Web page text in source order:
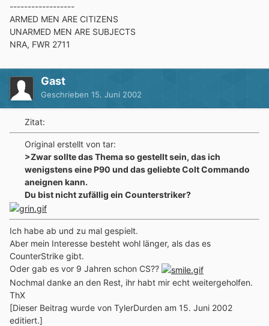
------------------
ARMED MEN ARE CITIZENS
UNARMED MEN ARE SUBJECTS
NRA, FWR 2711
Gast
Geschrieben 15. Juni 2002
Zitat:
Original erstellt von tar:
>Zwar sollte das Thema so gestellt sein, das ich
wenigstens eine P90 und das geliebte Colt Commando
aneignen kann.
Du bist nicht zufällig ein Counterstriker?
Ich habe ab und zu mal gespielt.
Aber mein Interesse besteht wohl länger, als das es
CounterStrike gibt.
Oder gab es vor 9 Jahren schon CS??
Nochmal danke an den Rest, ihr habt mir echt weitergeholfen.
ThX
[Dieser Beitrag wurde von TylerDurden am 15. Juni 2002
editiert.]